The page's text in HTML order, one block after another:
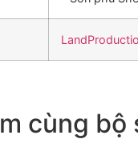
cùng bộ